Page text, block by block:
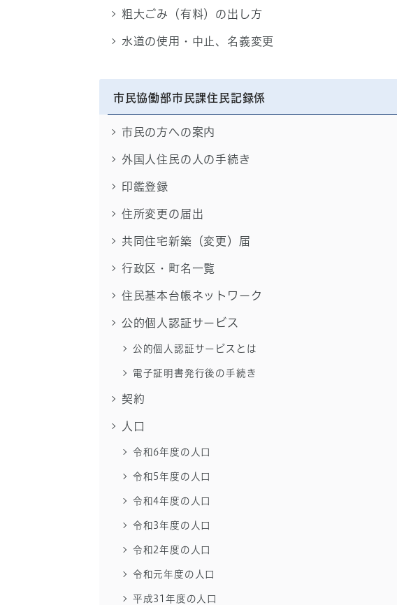
粗大ごみ（有料）の出し方
水道の使用・中止、名義変更
市民協働部市民課住民記録係
市民の方への案内
外国人住民の人の手続き
印鑑登録
住所変更の届出
共同住宅新築（変更）届
行政区・町名一覧
住民基本台帳ネットワーク
公的個人認証サービス
公的個人認証サービスとは
電子証明書発行後の手続き
契約
人口
令和6年度の人口
令和5年度の人口
令和4年度の人口
令和3年度の人口
令和2年度の人口
令和元年度の人口
平成31年度の人口